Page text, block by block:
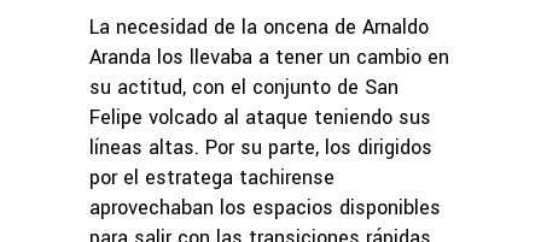
La necesidad de la oncena de Arnaldo
Aranda los llevaba a tener un cambio en
su actitud, con el conjunto de San
Felipe volcado al ataque teniendo sus
líneas altas. Por su parte, los dirigidos
por el estratega tachirense
aprovechaban los espacios disponibles